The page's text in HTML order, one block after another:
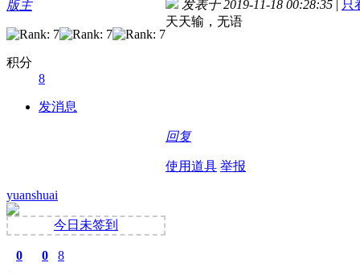
版主
积分
8
发消息
发表于 2019-11-18 00:28:35
只
天天输，无语
回复
使用道具 举报
yuanshuai
今日未签到
0 0 8